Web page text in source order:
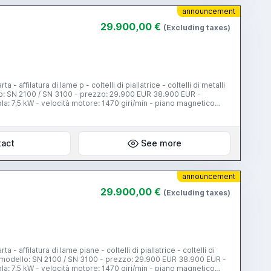
Il trasporto della macchina nel territorio dell’Europa. - Il
50% pagato alla consegna in fabbrica. Il tempo di
69 € , camera 1 persona 57 €).
announcement
29.900,00 € (Excluding taxes)
o liquido refrigerante scegliere. - Comprano un’affilatrice
1 anno - Un equipaggiamento standard: la mola
Il trasporto della macchina nel territorio dell’Europa. - Il
50% pagato alla consegna in fabbrica. Il tempo di
69 € , camera 1 persona 57 €).
See more
announcement
29.900,00 € (Excluding taxes)
- affilatura di lame piane - coltelli di piallatrice - coltelli di
SN 2100 / SN 3100 - prezzo: 29.900 EUR 38.900 EUR -
7,5 kW - velocità motore: 1470 giri/min - piano magnetico